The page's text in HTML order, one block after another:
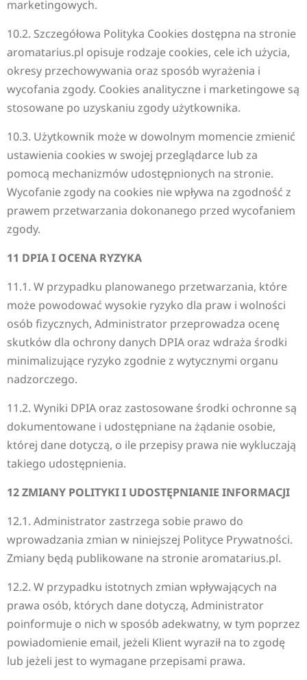
marketingowych.
10.2. Szczegółowa Polityka Cookies dostępna na stronie
aromatarius.pl opisuje rodzaje cookies, cele ich użycia,
okresy przechowywania oraz sposób wyrażenia i
wycofania zgody. Cookies analityczne i marketingowe są
stosowane po uzyskaniu zgody użytkownika.
10.3. Użytkownik może w dowolnym momencie zmienić
ustawienia cookies w swojej przeglądarce lub za
pomocą mechanizmów udostępnionych na stronie.
Wycofanie zgody na cookies nie wpływa na zgodność z
prawem przetwarzania dokonanego przed wycofaniem
zgody.
11 DPIA I OCENA RYZYKA
11.1. W przypadku planowanego przetwarzania, które
może powodować wysokie ryzyko dla praw i wolności
osób fizycznych, Administrator przeprowadza ocenę
skutków dla ochrony danych DPIA oraz wdraża środki
minimalizujące ryzyko zgodnie z wytycznymi organu
nadzorczego.
11.2. Wyniki DPIA oraz zastosowane środki ochronne są
dokumentowane i udostępniane na żądanie osobie,
której dane dotyczą, o ile przepisy prawa nie wykluczają
takiego udostępnienia.
12 ZMIANY POLITYKI I UDOSTĘPNIANIE INFORMACJI
12.1. Administrator zastrzega sobie prawo do
wprowadzania zmian w niniejszej Polityce Prywatności.
Zmiany będą publikowane na stronie aromatarius.pl.
12.2. W przypadku istotnych zmian wpływających na
prawa osób, których dane dotyczą, Administrator
poinformuje o nich w sposób adekwatny, w tym poprzez
powiadomienie email, jeżeli Klient wyraził na to zgodę
lub jeżeli jest to wymagane przepisami prawa.